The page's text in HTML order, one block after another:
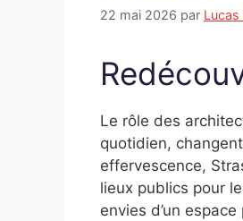
22 mai 2026 par Lucas
Le rôle des
quotidien,
effervescence,
lieux publics pour
envies d’un